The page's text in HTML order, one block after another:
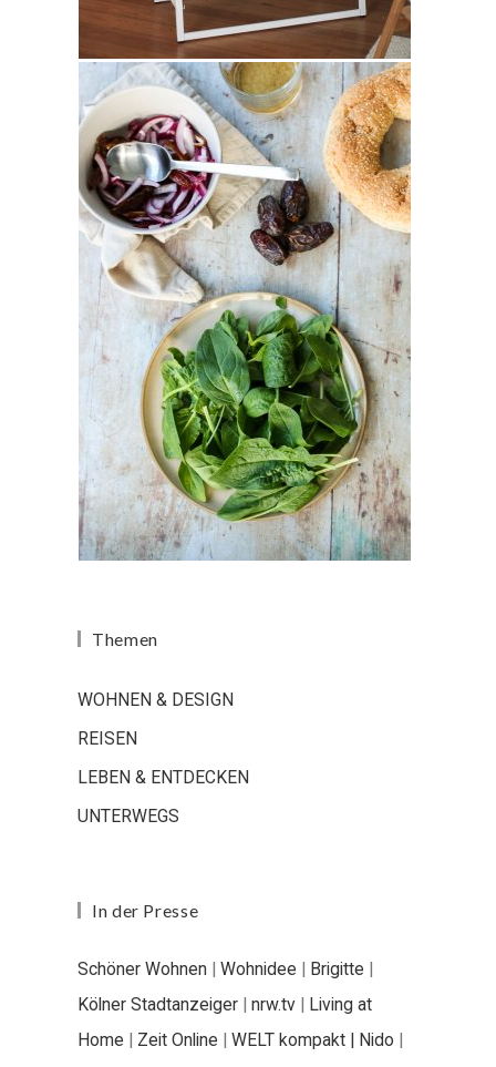
Themen
WOHNEN & DESIGN
REISEN
LEBEN & ENTDECKEN
UNTERWEGS
In der Presse
Schöner Wohnen | Wohnidee | Brigitte |
Kölner Stadtanzeiger | nrw.tv | Living at
Home | Zeit Online | WELT kompakt | Nido |